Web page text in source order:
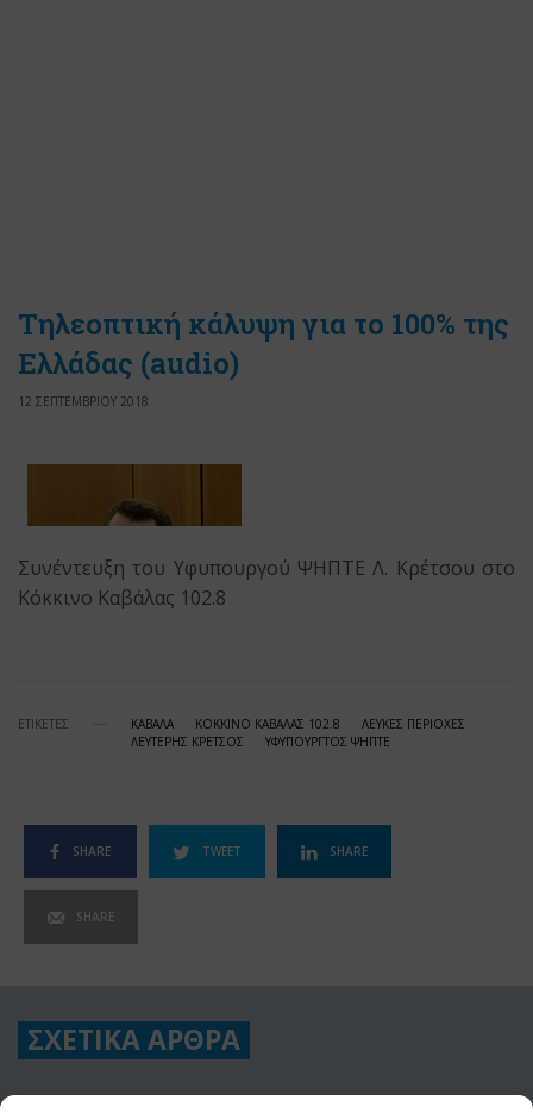
Τηλεοπτική κάλυψη για το 100% της
Ελλάδας (audio)
12 ΣΕΠΤΕΜΒΡΙΟΥ 2018
Συνέντευξη του Υφυπουργού ΨΗΠΤΕ Λ. Κρέτσου στο
Κόκκινο Καβάλας 102.8
ΕΤΙΚΕΤΕΣ ΚΑΒΑΛΑ ΚΟΚΚΙΝΟ ΚΑΒΑΛΑΣ 102.8
ΛΕΥΚΕΣ ΠΕΡΙΟΧΕΣ
ΛΕΥΤΕΡΗΣ ΚΡΕΤΣΟΣ
ΥΦΥΠΟΥΡΓΤΟΣ ΨΗΠΤΕ
SHARE TWEET SHARE
SHARE
ΣΧΕΤΙΚΑ ΑΡΘΡΑ